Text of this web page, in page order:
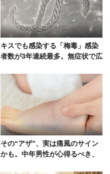
キスでも感染する「梅毒」感染
者数が3年連続最多。無症状で広
その“アザ”、実は痛風のサイン
かも。中年男性が心得るべき、